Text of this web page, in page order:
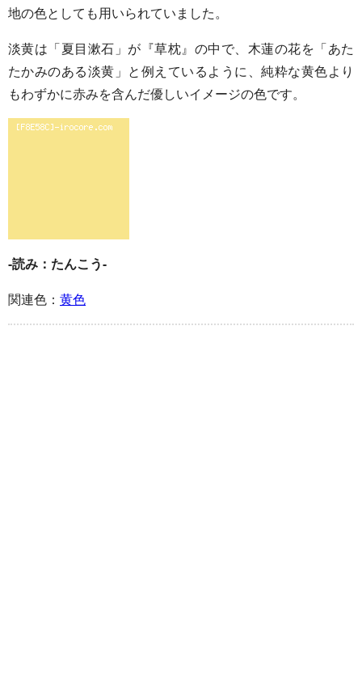
地の色としても用いられていました。
淡黄は「夏目漱石」が『草枕』の中で、木蓮の花を「あた
たかみのある淡黄」と例えているように、純粋な黄色より
もわずかに赤みを含んだ優しいイメージの色です。
-読み：たんこう-
関連色： 黄色